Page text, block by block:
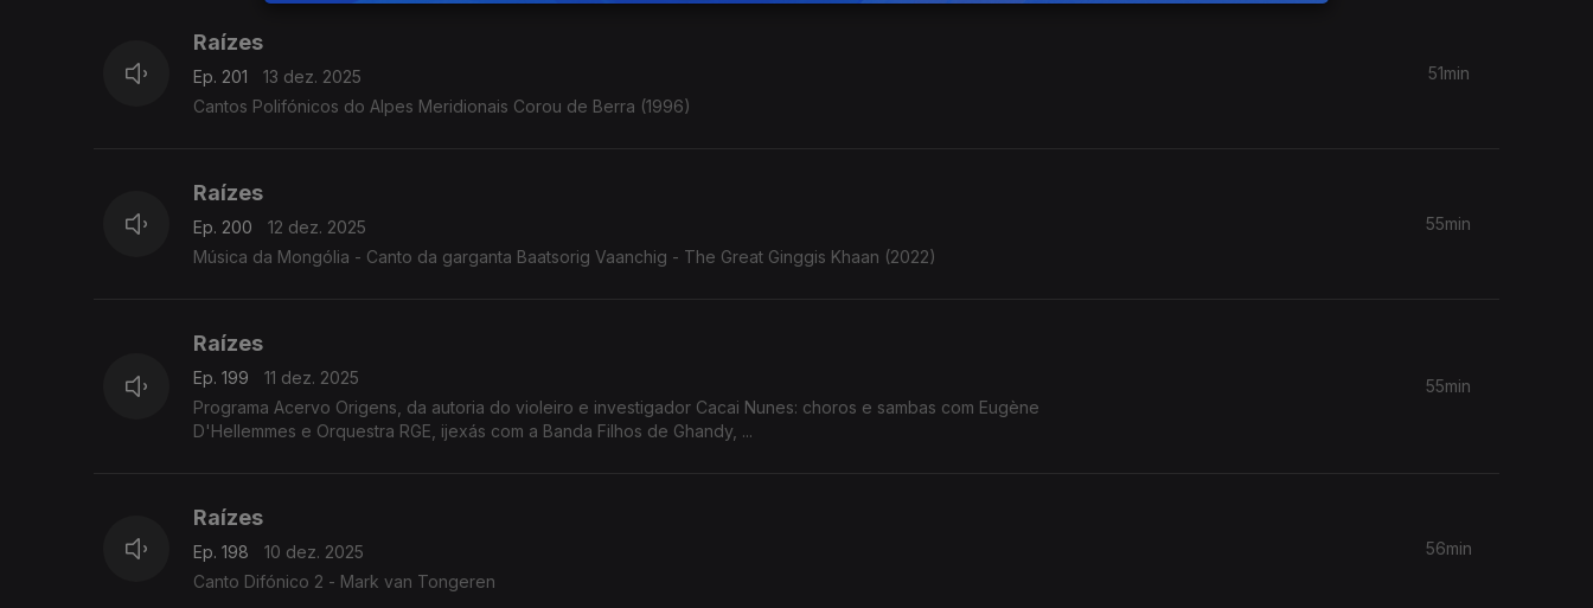
Raízes
Ep. 201
13 dez. 2025
Cantos Polifónicos do Alpes Meridionais Corou de Berra (1996)
51min
Raízes
Ep. 200
12 dez. 2025
Música da Mongólia - Canto da garganta Baatsorig Vaanchig - The Great Ginggis Khaan (2022)
55min
Raízes
Ep. 199
11 dez. 2025
Programa Acervo Origens, da autoria do violeiro e investigador Cacai Nunes: choros e sambas com Eugène
D'Hellemmes e Orquestra RGE, ijexás com a Banda Filhos de Ghandy, ...
55min
Raízes
Ep. 198
10 dez. 2025
Canto Difónico 2 - Mark van Tongeren
56min